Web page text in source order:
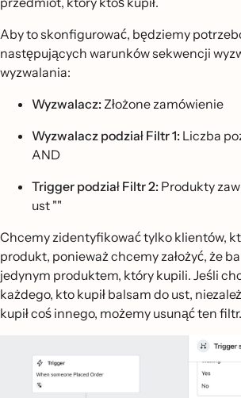
Aby to skonfigurować, będziemy
następujących warunków sekwencji
wyzwalania:
Wyzwalacz: Złożone zamówienie
Wyzwalacz podział Filtr 1: Liczba
AND
Trigger podział Filtr 2: Produkty
ust ""
Chcemy zidentyfikować tylko klientów,
produkt, ponieważ chcemy założyć, że
jedynym produktem, który kupili. Jeśli
każdego, kto kupił balsam do ust,
kupił coś innego, możemy usunąć ten filtr.